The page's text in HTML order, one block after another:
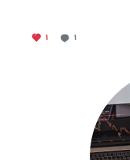
۱ ۱